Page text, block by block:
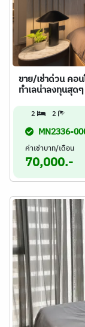
ขาย/เช่าด่วน คอ
ทำเลน่าลงทุนสุด
2 2
MN2336-
ค่าเช่าบาท/เดือน
70,000.-